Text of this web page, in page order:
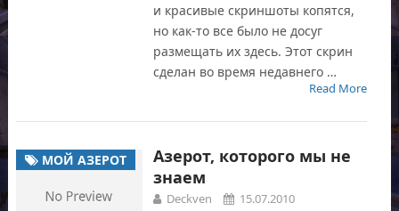
и красивые скриншоты копятся,
но как-то все было не досуг
размещать их здесь. Этот скрин
сделан во время недавнего …
Read More
МОЙ АЗЕРОТ
Азерот, которого мы не
знаем
Deckven 15.07.2010